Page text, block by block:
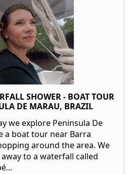
SHOWER - BOAT TOUR
DE MARAU, BRAZIL
we explore Peninsula De
a boat tour near Barra
around the area. We
to a waterfall called